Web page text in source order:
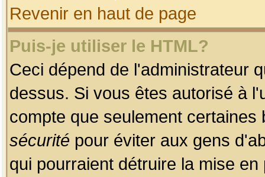
Revenir en haut de page
Puis-je utiliser le HTML?
Ceci dépend de l'administrateur
dessus. Si vous êtes autorisé à
compte que seulement
sécurité pour éviter aux gens
qui pourraient détruire la mise